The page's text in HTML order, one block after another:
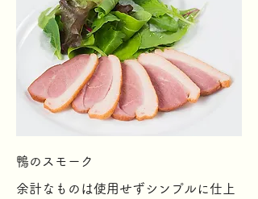
鴨のスモーク
余計なものは使用せずシンプルに仕上